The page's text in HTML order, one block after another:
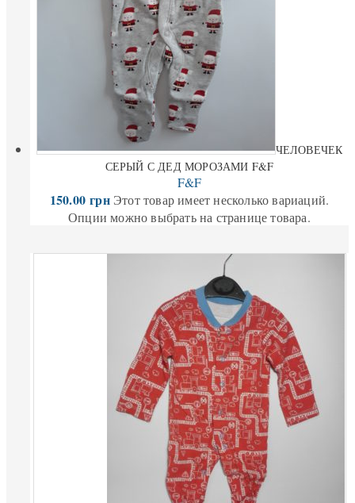
ЧЕЛОВЕЧЕК
СЕРЫЙ С ДЕД МОРОЗАМИ F&F
F&F
150.00грн Этот товар имеет несколько вариаций.
Опции можно выбрать на странице товара.